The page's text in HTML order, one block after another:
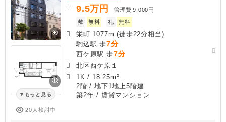
もっと見る
20人検討中
9.5万円 管理費 9,000円
敷
無料 礼 無料
栄町 1077m (徒歩22分相当)
駒込駅 歩7分
西ケ原駅 歩7分
北区西ケ原１
1K / 18.25m²
2階 / 地下1地上5階建
築2年 / 賃貸マンション